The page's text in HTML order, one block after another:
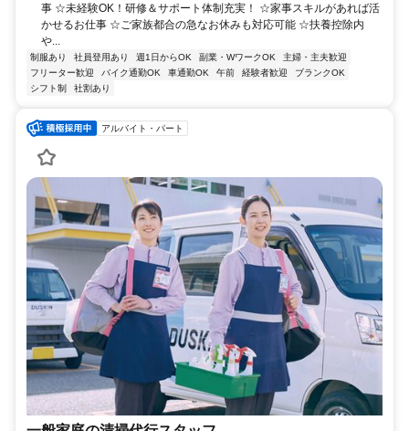
事 ☆未経験OK！研修＆サポート体制充実！ ☆家事スキルがあれば活
かせるお仕事 ☆ご家族都合の急なお休みも対応可能 ☆扶養控除内
や...
制服あり 社員登用あり 週1日からOK 副業・WワークOK
主婦・主夫歓迎
フリーター歓迎
バイク通勤OK 車通勤OK 午前 経験者歓迎
ブランクOK
シフト制
社割あり
アルバイト・パート